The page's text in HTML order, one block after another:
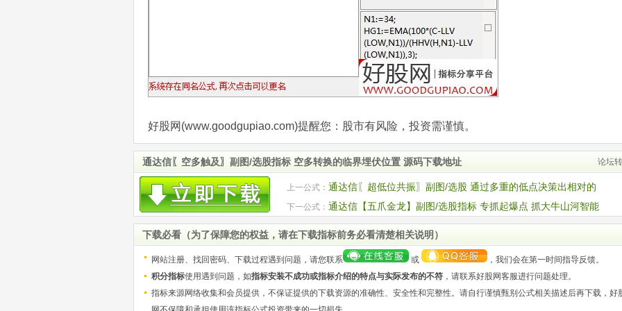
好股网(www.goodgupiao.com)提醒您：股市有风险，投资需谨慎。
通达信〖空多触及〗副图/选股指标 空多转换的临界埋伏位置 源码下载地址 论坛
上一公式： 通达信〖超低位共振〗副图/选股 通过多重的低点决策出相对的
低位低点 源码
下一公式： 通达信【五爪金龙】副图/选股指标 专抓起爆点 抓大牛山河智能
东杰智能 南方路机等
下载必看（为了保障您的权益，请在下载指标前务必看清楚相关说明）
网站注册、找回密码、下载过程遇到问题，请您联系 或
，我们会在第一时间指导反馈。
积分指标使用遇到问题，如指标安装不成功或指标介绍的特点与实际发布的不符 ，请联系好股网客服进行问题处理。
指标来源网络收集和会员提供，不保证提供的下载资源的准确性、安全性和完整性。请自行谨慎甄别公式相关描述后再下载，好